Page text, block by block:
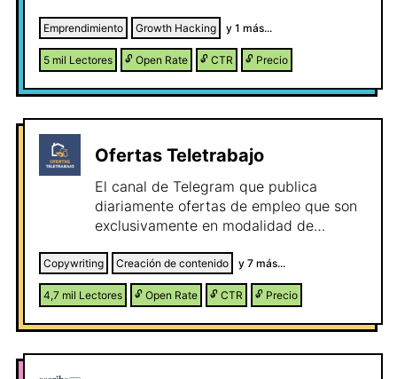
Emprendimiento Growth Hacking y 1 más...
5 mil Lectores 🔓 Open Rate 🔓 CTR 🔓 Precio
Ofertas Teletrabajo
El canal de Telegram que publica
diariamente ofertas de empleo que son
exclusivamente en modalidad de
tras semana apareciendo en los
primeros resultados de las búsquedas
de Telegram relacionadas con "ofertas
de teletrabajo".
Copywriting Creación de contenido y 7 más...
4,7 mil Lectores 🔓 Open Rate 🔓 CTR 🔓 Precio